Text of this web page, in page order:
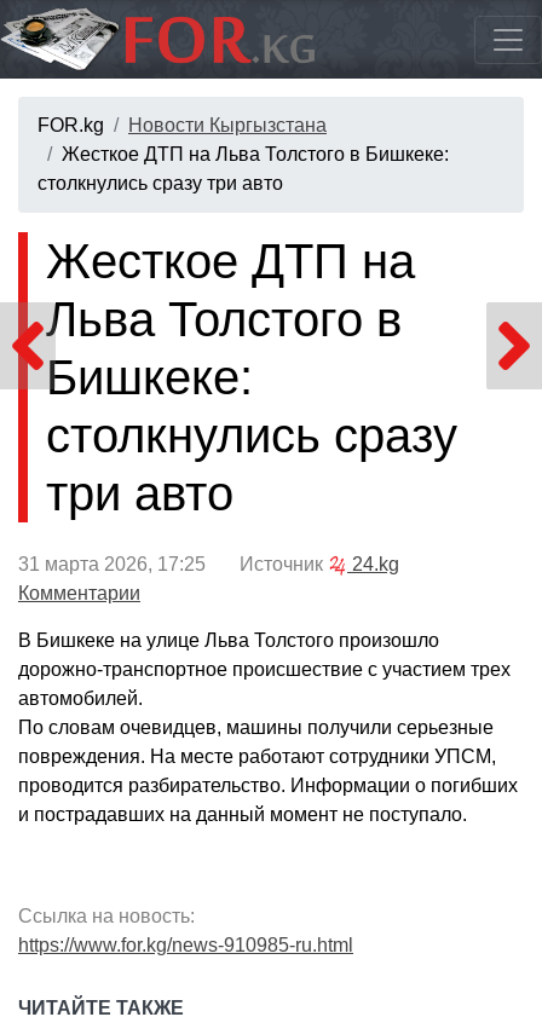
FOR.kg
Новости Кыргызстана
Жесткое ДТП на Льва Толстого в Бишкеке:
столкнулись сразу три авто
Жесткое ДТП на
Льва Толстого в
Бишкеке:
столкнулись сразу
три авто
31 марта 2026, 17:25 Источник
24.kg
Комментарии
В Бишкеке на улице Льва Толстого произошло
дорожно-транспортное происшествие с участием трех
автомобилей.
По словам очевидцев, машины получили серьезные
повреждения. На месте работают сотрудники УПСМ,
проводится разбирательство. Информации о погибших
и пострадавших на данный момент не поступало.
Ссылка на новость:
https://www.for.kg/news-910985-ru.html
ЧИТАЙТЕ ТАКЖЕ